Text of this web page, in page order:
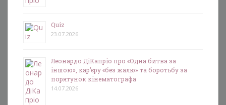
Quiz
23.07.2026
Леонардо ДіКапріо про «Одна битва за
іншою», кар’єру «без жалю» та боротьбу за
порятунок кінематографа
14.07.2026